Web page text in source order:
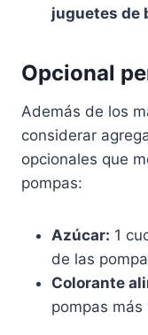
juguetes de
Opcional
Además de los
considerar
opcionales que
pompas:
Azúcar: 1
de las
Colorante
pompas